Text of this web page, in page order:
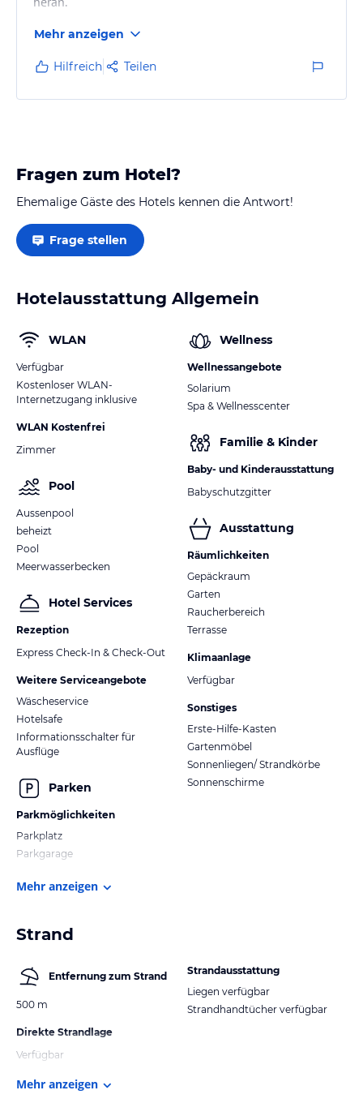
Mehr anzeigen
Hilfreich Teilen
Fragen zum Hotel?
Ehemalige Gäste des Hotels kennen die Antwort!
Frage stellen
Hotelausstattung Allgemein
WLAN
Verfügbar
Kostenloser WLAN-
Internetzugang inklusive
WLAN Kostenfrei
Zimmer
Pool
Aussenpool
beheizt
Pool
Meerwasserbecken
Hotel Services
Rezeption
Express Check-In & Check-Out
Weitere Serviceangebote
Wäscheservice
Hotelsafe
Informationsschalter für
Ausflüge
Parken
Parkmöglichkeiten
Parkplatz
Parkgarage
Wellness
Wellnessangebote
Solarium
Spa & Wellnesscenter
Familie & Kinder
Baby- und Kinderausstattung
Babyschutzgitter
Ausstattung
Räumlichkeiten
Gepäckraum
Garten
Raucherbereich
Terrasse
Klimaanlage
Verfügbar
Sonstiges
Erste-Hilfe-Kasten
Gartenmöbel
Sonnenliegen/ Strandkörbe
Sonnenschirme
Mehr anzeigen
Strand
Entfernung zum Strand
500 m
Direkte Strandlage
Verfügbar
Strandausstattung
Liegen verfügbar
Strandhandtücher verfügbar
Mehr anzeigen